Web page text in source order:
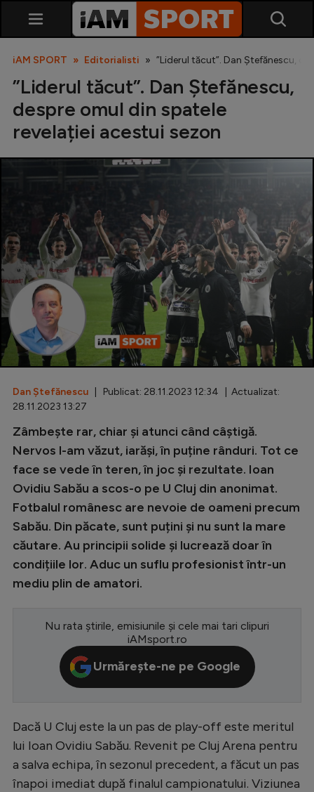
Liga 2
Cupa României
Echipa Națională
Fotbal feminin
Special
Diverse
Inedit
Champions League
Europa League
Conference League
CM 2026
LaLiga
Serie A
Bundesliga
Campionate
Starurile fotbalului
EURO 2024
iAM SPORT Editorialisti ”Liderul tăcut”. Dan Ștefănescu,
”Liderul tăcut”. Dan Ștefănescu,
despre omul din spatele
revelației acestui sezon
Dan Ștefănescu | Publicat: 28.11.2023 12:34 | Actualizat:
28.11.2023 13:27
Zâmbește rar, chiar și atunci când câștigă.
Nervos l-am văzut, iarăși, în puține rânduri. Tot ce
face se vede în teren, în joc și rezultate. Ioan
Ovidiu Sabău a scos-o pe U Cluj din anonimat.
Fotbalul românesc are nevoie de oameni precum
Sabău. Din păcate, sunt puțini și nu sunt la mare
căutare. Au principii solide și lucrează doar în
condițiile lor. Aduc un suflu profesionist într-un
mediu plin de amatori.
Nu rata știrile, emisiunile și cele mai tari clipuri
iAMsport.ro
Urmărește-ne pe Google
Dacă U Cluj este la un pas de play-off este meritul
lui Ioan Ovidiu Sabău. Revenit pe Cluj Arena pentru
a salva echipa, în sezonul precedent, a făcut un pas
înapoi imediat după finalul campionatului. Viziunea